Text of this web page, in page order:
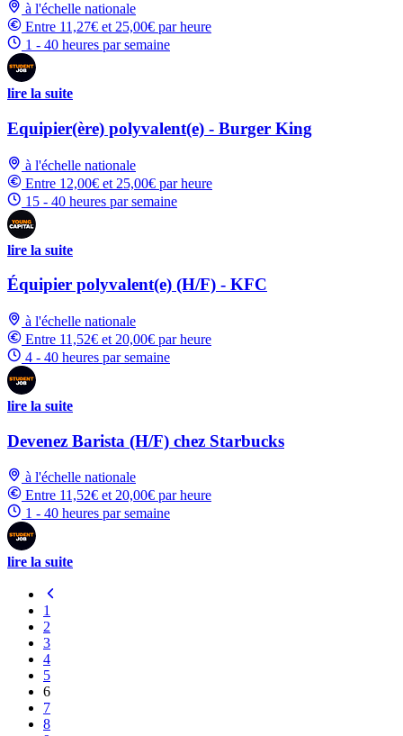
à l'échelle nationale
Entre 11,27€ et 25,00€ par heure
1 - 40 heures par semaine
lire la suite
Equipier(ère) polyvalent(e) - Burger King
à l'échelle nationale
Entre 12,00€ et 25,00€ par heure
15 - 40 heures par semaine
lire la suite
Équipier polyvalent(e) (H/F) - KFC
à l'échelle nationale
Entre 11,52€ et 20,00€ par heure
4 - 40 heures par semaine
lire la suite
Devenez Barista (H/F) chez Starbucks
à l'échelle nationale
Entre 11,52€ et 20,00€ par heure
1 - 40 heures par semaine
lire la suite
1
2
3
4
5
6
7
8